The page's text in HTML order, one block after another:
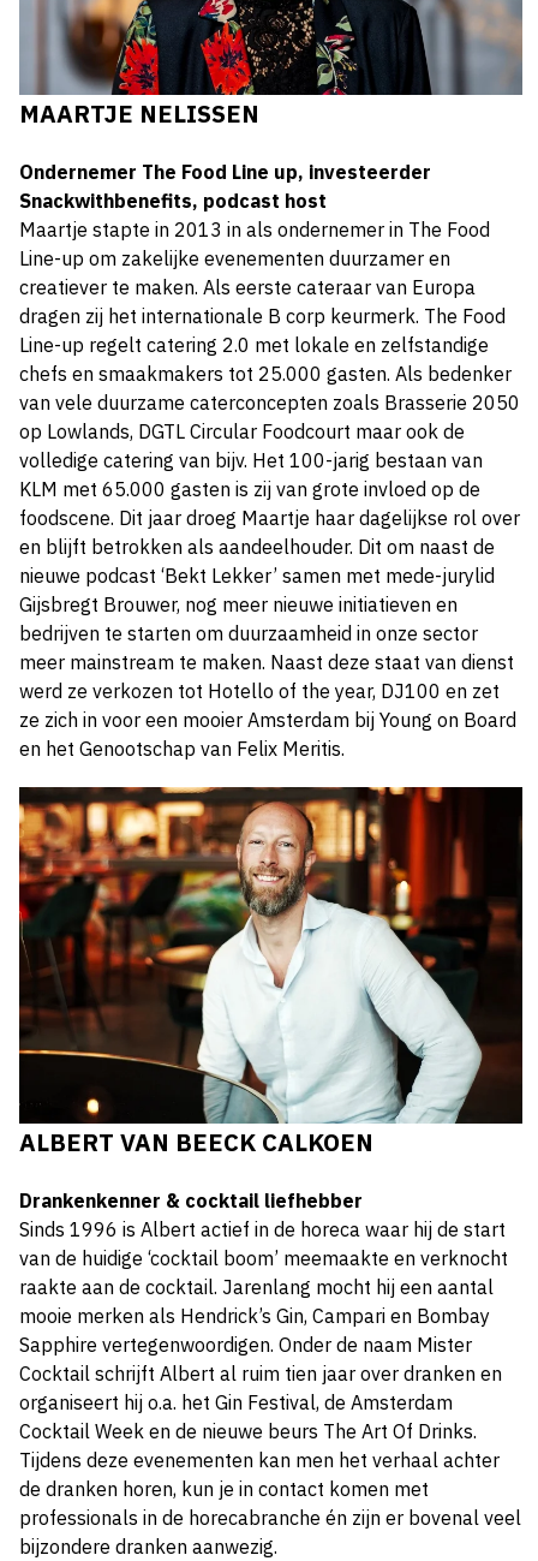
MAARTJE NELISSEN
Ondernemer The Food Line up, investeerder
Snackwithbenefits, podcast host
Maartje stapte in 2013 in als ondernemer in The Food
Line-up om zakelijke evenementen duurzamer en
creatiever te maken. Als eerste cateraar van Europa
dragen zij het internationale B corp keurmerk. The Food
Line-up regelt catering 2.0 met lokale en zelfstandige
chefs en smaakmakers tot 25.000 gasten. Als bedenker
van vele duurzame caterconcepten zoals Brasserie 2050
op Lowlands, DGTL Circular Foodcourt maar ook de
volledige catering van bijv. Het 100-jarig bestaan van
KLM met 65.000 gasten is zij van grote invloed op de
foodscene. Dit jaar droeg Maartje haar dagelijkse rol over
en blijft betrokken als aandeelhouder. Dit om naast de
nieuwe podcast ‘Bekt Lekker’ samen met mede-jurylid
Gijsbregt Brouwer, nog meer nieuwe initiatieven en
bedrijven te starten om duurzaamheid in onze sector
meer mainstream te maken. Naast deze staat van dienst
werd ze verkozen tot Hotello of the year, DJ100 en zet
ze zich in voor een mooier Amsterdam bij Young on Board
en het Genootschap van Felix Meritis.
ALBERT VAN BEECK CALKOEN
Drankenkenner & cocktail liefhebber
Sinds 1996 is Albert actief in de horeca waar hij de start
van de huidige ‘cocktail boom’ meemaakte en verknocht
raakte aan de cocktail. Jarenlang mocht hij een aantal
mooie merken als Hendrick’s Gin, Campari en Bombay
Sapphire vertegenwoordigen. Onder de naam Mister
Cocktail schrijft Albert al ruim tien jaar over dranken en
organiseert hij o.a. het Gin Festival, de Amsterdam
Cocktail Week en de nieuwe beurs The Art Of Drinks.
Tijdens deze evenementen kan men het verhaal achter
de dranken horen, kun je in contact komen met
professionals in de horecabranche én zijn er bovenal veel
bijzondere dranken aanwezig.